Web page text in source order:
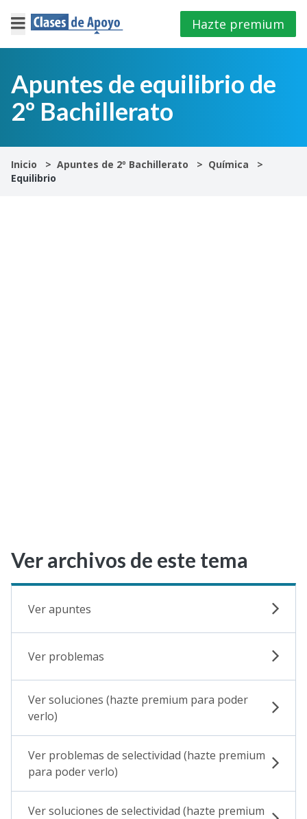
×
Iniciar
sesión
4º
E.S.O
Hazte premium
Apuntes de equilibrio de
2º Bachillerato
Inicio Apuntes de 2º Bachillerato
Química
Equilibrio
Ver archivos de este tema
Ver apuntes
Ver problemas
Ver soluciones (hazte premium para poder
verlo)
Ver problemas de selectividad (hazte premium
para poder verlo)
Ver soluciones de selectividad (hazte premium